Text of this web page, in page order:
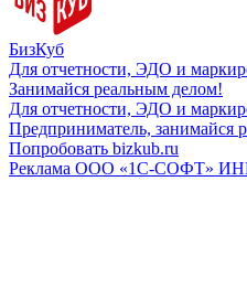
БизКуб
Для отчетности, ЭДО и
Занимайся реальным делом!
Для отчетности, ЭДО и
Предприниматель, занимайся
Попробовать bizkub.ru
Реклама ООО «1С-СОФТ»